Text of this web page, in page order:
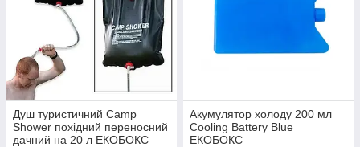
Душ туристичний Camp
Shower похідний переносний
дачний на 20 л ЕКОБОКС
Акумулятор холоду 200 мл
Cooling Battery Blue
ЕКОБОКС